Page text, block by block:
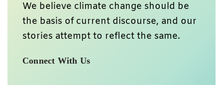
We believe climate change should be
the basis of current discourse, and our
stories attempt to reflect the same.
Connect With Us